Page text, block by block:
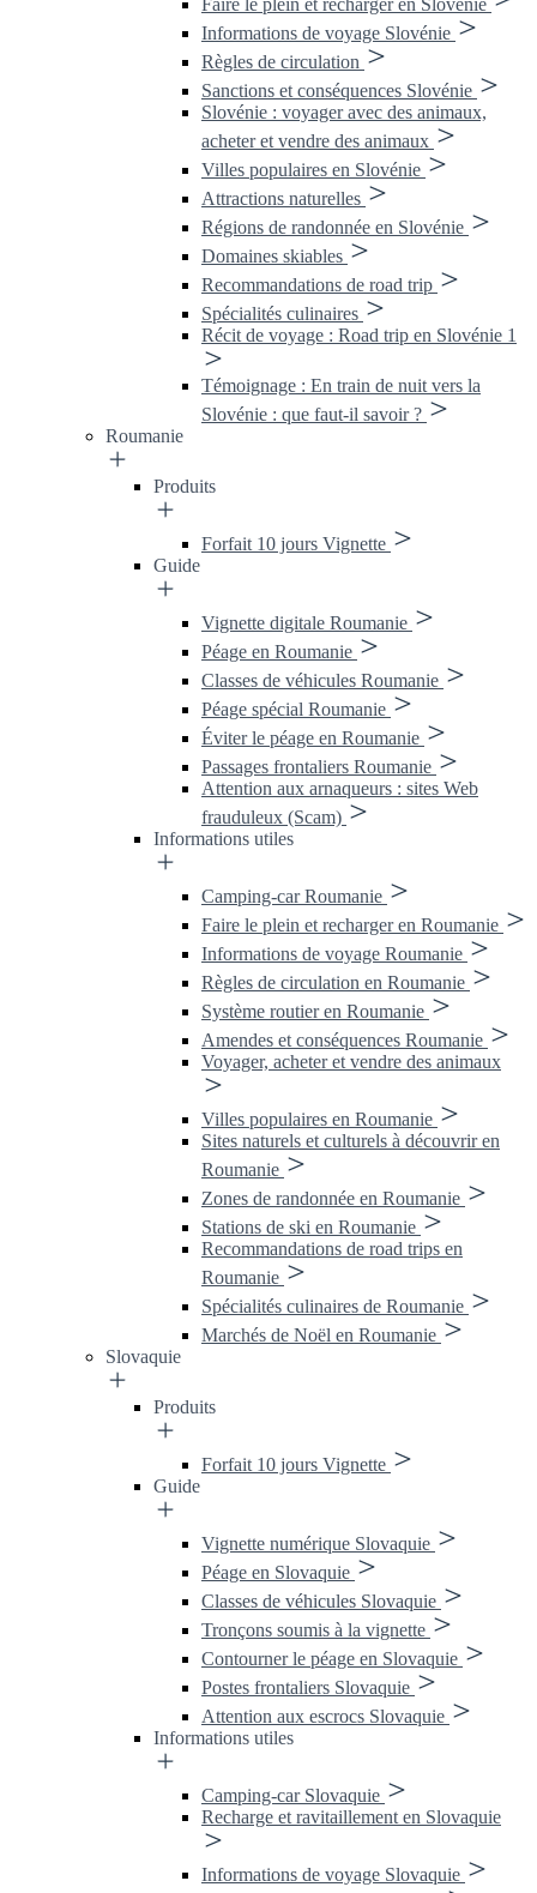
Faire le plein et recharger en Slovénie
Informations de voyage Slovénie
Règles de circulation
Sanctions et conséquences Slovénie
Slovénie : voyager avec des animaux,
acheter et vendre des animaux
Villes populaires en Slovénie
Attractions naturelles
Régions de randonnée en Slovénie
Domaines skiables
Recommandations de road trip
Spécialités culinaires
Récit de voyage : Road trip en Slovénie 1
Témoignage : En train de nuit vers la
Slovénie : que faut-il savoir ?
Roumanie
Produits
Forfait 10 jours Vignette
Guide
Vignette digitale Roumanie
Péage en Roumanie
Classes de véhicules Roumanie
Péage spécial Roumanie
Éviter le péage en Roumanie
Passages frontaliers Roumanie
Attention aux arnaqueurs : sites Web
frauduleux (Scam)
Informations utiles
Camping-car Roumanie
Faire le plein et recharger en Roumanie
Informations de voyage Roumanie
Règles de circulation en Roumanie
Système routier en Roumanie
Amendes et conséquences Roumanie
Voyager, acheter et vendre des animaux
Villes populaires en Roumanie
Sites naturels et culturels à découvrir en
Roumanie
Zones de randonnée en Roumanie
Stations de ski en Roumanie
Recommandations de road trips en
Roumanie
Spécialités culinaires de Roumanie
Marchés de Noël en Roumanie
Slovaquie
Produits
Forfait 10 jours Vignette
Guide
Vignette numérique Slovaquie
Péage en Slovaquie
Classes de véhicules Slovaquie
Tronçons soumis à la vignette
Contourner le péage en Slovaquie
Postes frontaliers Slovaquie
Attention aux escrocs Slovaquie
Informations utiles
Camping-car Slovaquie
Recharge et ravitaillement en Slovaquie
Informations de voyage Slovaquie